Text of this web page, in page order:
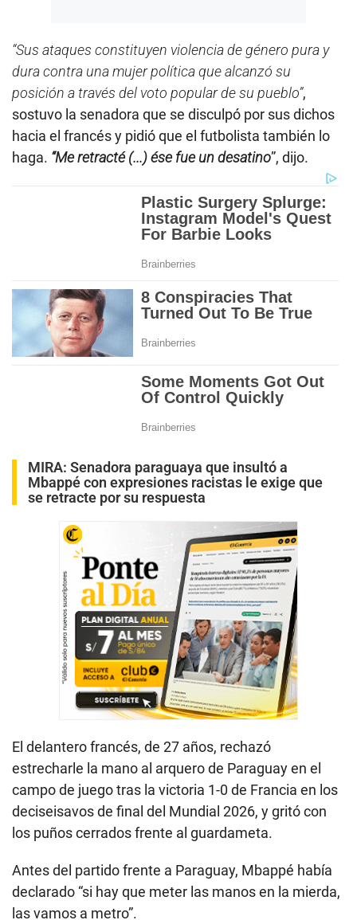
“Sus ataques constituyen violencia de género pura y
dura contra una mujer política que alcanzó su
posición a través del voto popular de su pueblo”,
sostuvo la senadora que se disculpó por sus dichos
hacia el francés y pidió que el futbolista también lo
haga. “Me retracté (...) ése fue un desatino”, dijo.
MIRA: Senadora paraguaya que insultó a
Mbappé con expresiones racistas le exige que
se retracte por su respuesta
El delantero francés, de 27 años, rechazó
estrecharle la mano al arquero de Paraguay en el
campo de juego tras la victoria 1-0 de Francia en los
deciseisavos de final del Mundial 2026, y gritó con
los puños cerrados frente al guardameta.
Antes del partido frente a Paraguay, Mbappé había
declarado “si hay que meter las manos en la mierda,
las vamos a metro”.